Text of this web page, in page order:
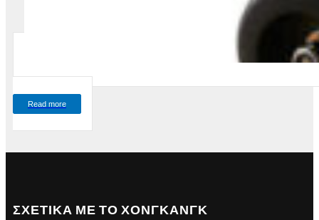
Read more
ΣΧΕΤΙΚΑ ΜΕ ΤΟ ΧΟΝΓΚΑΝΓΚ